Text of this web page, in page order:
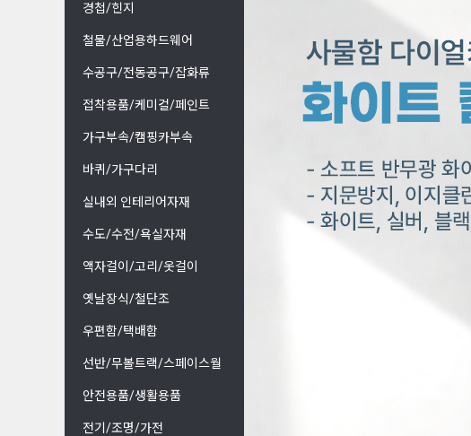
경첩/힌지
철물/산업용하드웨어
수공구/전동공구/잡화류
접착용품/케미컬/페인트
가구부속/캠핑카부속
바퀴/가구다리
실내외 인테리어자재
수도/수전/욕실자재
액자걸이/고리/옷걸이
옛날장식/철단조
우편함/택배함
선반/무볼트랙/스페이스월
안전용품/생활용품
전기/조명/가전